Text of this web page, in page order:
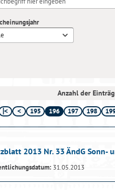
Anzahl der
195 196 197 198
2013 Nr. 33 ÄndG Sonn-
31.05.2013